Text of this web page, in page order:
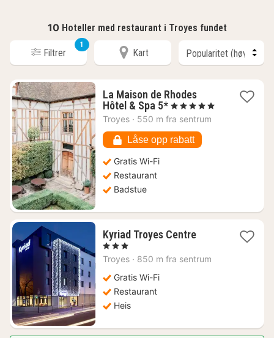
10 Hoteller med restaurant i Troyes fundet
Filtrer
1
Kart
La Maison de Rhodes
Hôtel & Spa 5*1
natt
3847
kr.
, 5 Stjerner
Troyes · 550 m fra sentrum
Låse opp rabatt
Gratis Wi-Fi
Restaurant
Badstue
Kyriad Troyes Centre1
fra
, 3 Stjerner
Troyes · 850 m fra sentrum
Gratis Wi-Fi
Restaurant
Heis